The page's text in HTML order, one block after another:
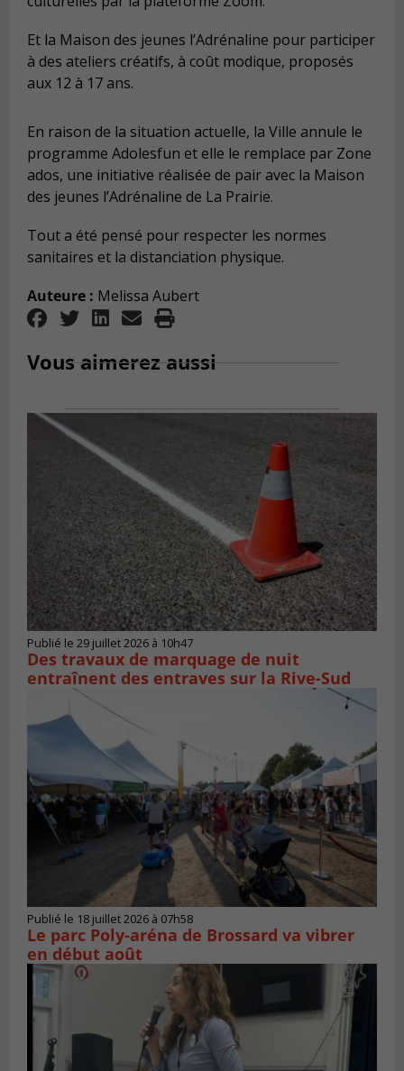
Et la Maison des jeunes l’Adrénaline pour participer
à des ateliers créatifs, à coût modique, proposés
aux 12 à 17 ans.
En raison de la situation actuelle, la Ville annule le
programme Adolesfun et elle le remplace par Zone
ados, une initiative réalisée de pair avec la Maison
des jeunes l’Adrénaline de La Prairie.
Tout a été pensé pour respecter les normes
sanitaires et la distanciation physique.
Auteure : Melissa Aubert
Vous aimerez aussi
Publié le 29 juillet 2026 à 10h47
Des travaux de marquage de nuit
entraînent des entraves sur la Rive-Sud
Publié le 18 juillet 2026 à 07h58
Le parc Poly-aréna de Brossard va vibrer
en début août